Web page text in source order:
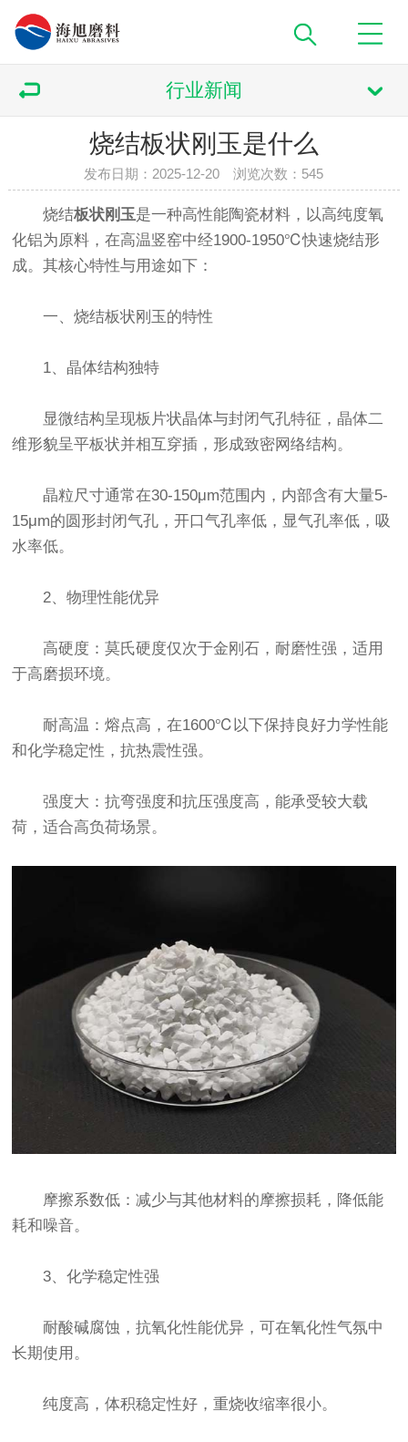
行业新闻
烧结板状刚玉是什么
发布日期：2025-12-20 浏览次数： 545
烧结板状刚玉是一种高性能陶瓷材料，以高纯度氧
化铝为原料，在高温竖窑中经1900-1950℃快速烧结形
成。其核心特性与用途如下：
一、烧结板状刚玉的特性
1、晶体结构独特
显微结构呈现板片状晶体与封闭气孔特征，晶体二
维形貌呈平板状并相互穿插，形成致密网络结构。
晶粒尺寸通常在30-150μm范围内，内部含有大量5-
15μm的圆形封闭气孔，开口气孔率低，显气孔率低，吸
水率低。
2、物理性能优异
高硬度：莫氏硬度仅次于金刚石，耐磨性强，适用
于高磨损环境。
耐高温：熔点高，在1600℃以下保持良好力学性能
和化学稳定性，抗热震性强。
强度大：抗弯强度和抗压强度高，能承受较大载
荷，适合高负荷场景。
摩擦系数低：减少与其他材料的摩擦损耗，降低能
耗和噪音。
3、化学稳定性强
耐酸碱腐蚀，抗氧化性能优异，可在氧化性气氛中
长期使用。
纯度高，体积稳定性好，重烧收缩率很小。